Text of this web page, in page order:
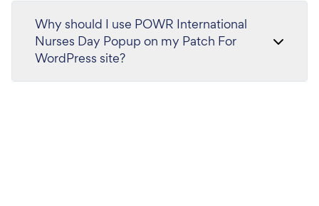
Why should I use POWR International
Nurses Day Popup on my Patch For
WordPress site?